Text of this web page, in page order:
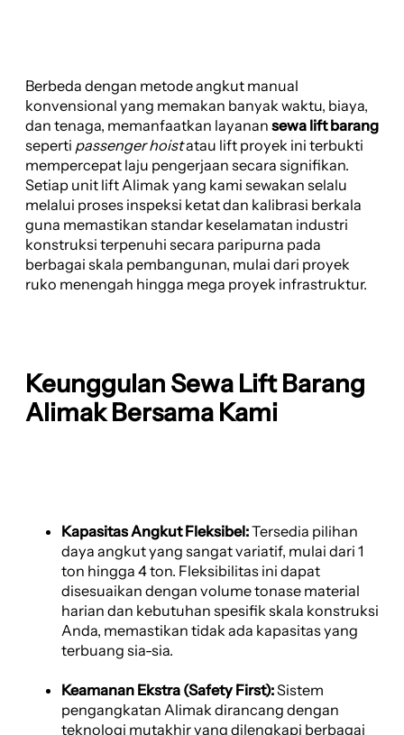
Berbeda dengan metode angkut manual
konvensional yang memakan banyak waktu, biaya,
dan tenaga, memanfaatkan layanan sewa lift barang
seperti passenger hoistatau lift proyek ini terbukti
mempercepat laju pengerjaan secara signifikan.
Setiap unit lift Alimak yang kami sewakan selalu
melalui proses inspeksi ketat dan kalibrasi berkala
guna memastikan standar keselamatan industri
konstruksi terpenuhi secara paripurna pada
berbagai skala pembangunan, mulai dari proyek
ruko menengah hingga mega proyek infrastruktur.
Keunggulan Sewa Lift Barang
Alimak Bersama Kami
Kapasitas Angkut Fleksibel:Tersedia pilihan
daya angkut yang sangat variatif, mulai dari 1
ton hingga 4 ton. Fleksibilitas ini dapat
disesuaikan dengan volume tonase material
harian dan kebutuhan spesifik skala konstruksi
Anda, memastikan tidak ada kapasitas yang
terbuang sia-sia.
Keamanan Ekstra (Safety First):Sistem
pengangkatan Alimak dirancang dengan
teknologi mutakhir yang dilengkapi berbagai